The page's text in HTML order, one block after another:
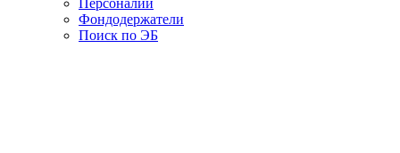
Фондодержатели
Поиск по ЭБ